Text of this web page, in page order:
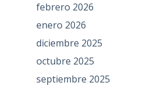
febrero 2026
enero 2026
diciembre 2025
octubre 2025
septiembre 2025